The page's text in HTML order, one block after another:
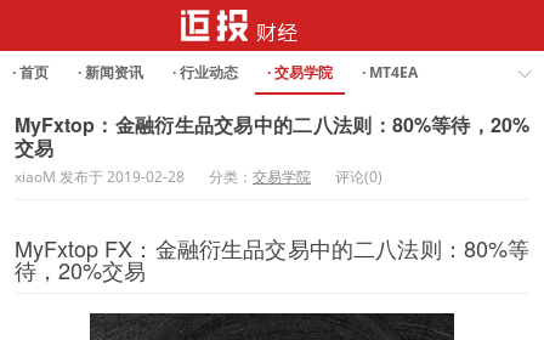
· 首页 · 新闻资讯 · 行业动态 · 交易学院 · MT4EA
· Forex Analysis
MyFxtop：金融衍生品交易中的二八法则：80%等待，20%
交易
xiaoM 发布于 2019-02-28 分类： 交易学院 评论(0)
MyFxtop FX：金融衍生品交易中的二八法则：80%等
待，20%交易